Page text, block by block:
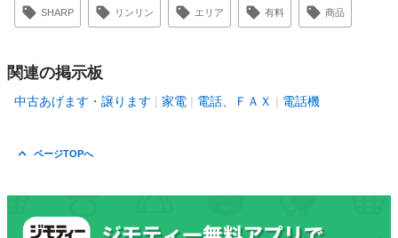
SHARP リンリン エリア 有料 商品
関連の掲示板
中古あげます・譲ります 家電 電話、ＦＡＸ 電話機
ページTOPへ